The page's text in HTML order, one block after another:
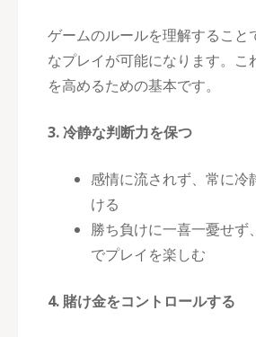
ゲームのルールを理解すること
なプレイが可能になります。こ
を高めるための基本です。
3. 冷静な判断力を保つ
感情に流されず、常に冷
ける
勝ち負けに一喜一憂せず
でプレイを楽しむ
4. 賭け金をコントロールする